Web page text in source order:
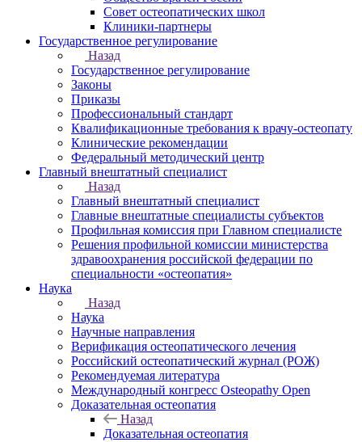
Совет остеопатических школ
Клиники-партнеры
Государственное регулирование
Назад
Государственное регулирование
Законы
Приказы
Профессиональный стандарт
Квалификационные требования к врачу-остеопату
Клинические рекомендации
Федеральный методический центр
Главный внештатный специалист
Назад
Главный внештатный специалист
Главные внештатные специалисты субъектов
Профильная комиссия при Главном специалисте
Решения профильной комиссии министерства
здравоохранения российской федерации по
специальности «остеопатия»
Наука
Назад
Наука
Научные направления
Верификация остеопатического лечения
Российский остеопатический журнал (РОЖ)
Рекомендуемая литература
Международный конгресс Osteopathy Open
Доказательная остеопатия
Назад
Доказательная остеопатия